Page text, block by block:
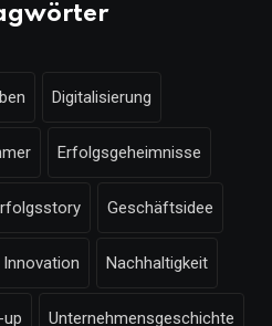
Digitalisierung
Erfolgsgeheimnisse
Geschäftsidee
Innovation Nachhaltigkeit
Unternehmensgeschichte